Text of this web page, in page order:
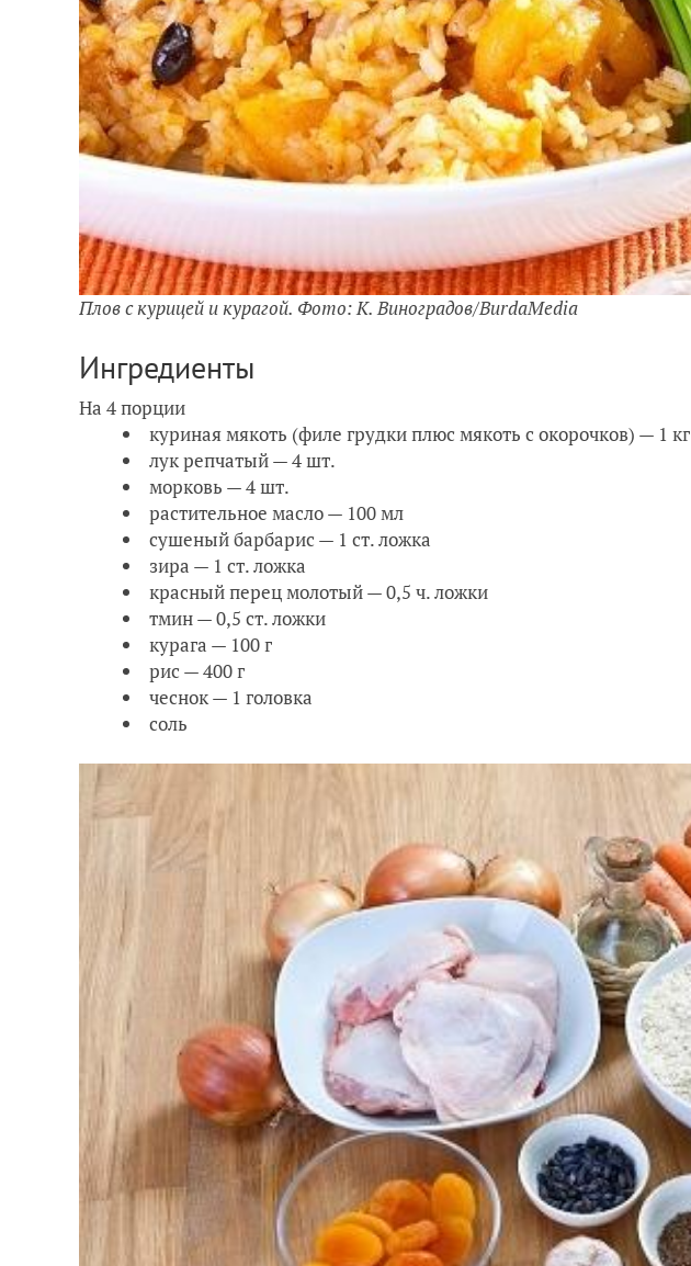
Плов с курицей и курагой. Фото: К. Виноградов/BurdaMedia
Ингредиенты
На 4 порции
куриная мякоть (филе грудки плюс мякоть с окорочков) — 1 кг
лук репчатый — 4 шт.
морковь — 4 шт.
растительное масло — 100 мл
сушеный барбарис — 1 ст. ложка
зира — 1 ст. ложка
красный перец молотый — 0,5 ч. ложки
тмин — 0,5 ст. ложки
курага — 100 г
рис — 400 г
чеснок — 1 головка
соль